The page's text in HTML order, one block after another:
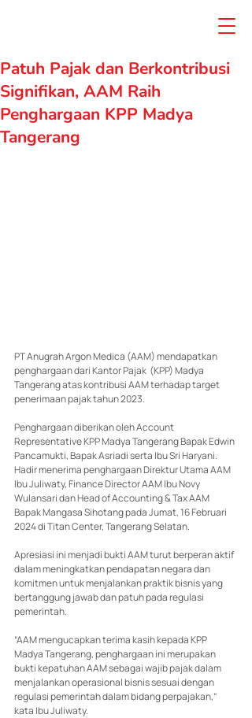
Patuh Pajak dan Berkontribusi
Signifikan, AAM Raih
Penghargaan KPP Madya
Tangerang
PT Anugrah Argon Medica (AAM) mendapatkan
penghargaan dari Kantor Pajak  (KPP) Madya
Tangerang atas kontribusi AAM terhadap target
penerimaan pajak tahun 2023.
Penghargaan diberikan oleh Account
Representative KPP Madya Tangerang Bapak Edwin
Pancamukti, Bapak Asriadi serta Ibu Sri Haryani.
Hadir menerima penghargaan Direktur Utama AAM
Ibu Juliwaty, Finance Director AAM Ibu Novy
Wulansari dan Head of Accounting & Tax AAM
Bapak Mangasa Sihotang pada Jumat, 16 Februari
2024 di Titan Center, Tangerang Selatan.
Apresiasi ini menjadi bukti AAM turut berperan aktif
dalam meningkatkan pendapatan negara dan
komitmen untuk menjalankan praktik bisnis yang
bertanggung jawab dan patuh pada regulasi
pemerintah.
“AAM mengucapkan terima kasih kepada KPP
Madya Tangerang, penghargaan ini merupakan
bukti kepatuhan AAM sebagai wajib pajak dalam
menjalankan operasional bisnis sesuai dengan
regulasi pemerintah dalam bidang perpajakan,”
kata Ibu Juliwaty.